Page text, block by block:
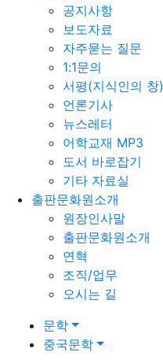
공지사항
보도자료
자주묻는 질문
1:1문의
서평(지식인의 창)
언론기사
뉴스레터
어학교재 MP3
도서 바로잡기
기타 자료실
출판문화원소개
원장인사말
출판문화원소개
연혁
조직/업무
오시는 길
문학
중국문학